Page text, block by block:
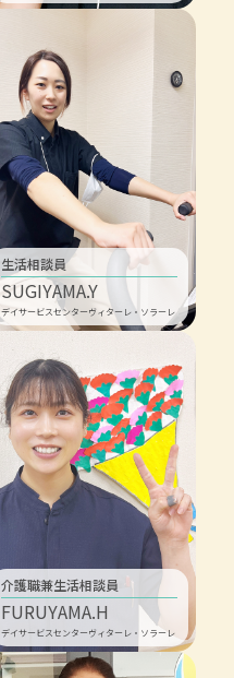
生活相談員
SUGIYAMA.Y
デイサービスセンターヴィターレ・ソラーレ
介護職兼生活相談員
FURUYAMA.H
デイサービスセンターヴィターレ・ソラーレ